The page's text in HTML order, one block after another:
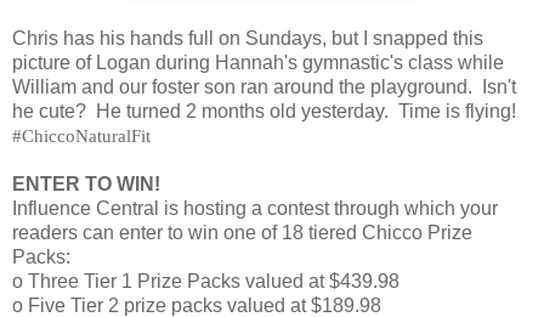
Chris has his hands full on Sundays, but I snapped this
picture of Logan during Hannah's gymnastic's class while
William and our foster son ran around the playground. Isn't
he cute? He turned 2 months old yesterday. Time is flying!
#ChiccoNaturalFit
ENTER TO WIN!
Influence Central is hosting a contest through which your
readers can enter to win one of 18 tiered Chicco Prize
Packs:
o Three Tier 1 Prize Packs valued at $439.98
o Five Tier 2 prize packs valued at $189.98